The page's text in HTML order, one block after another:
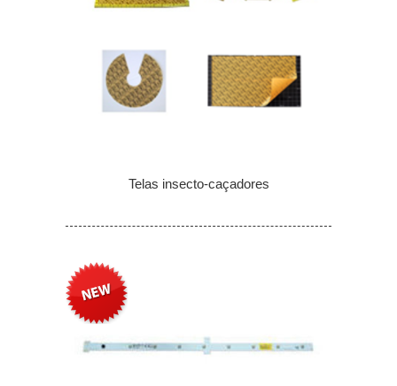
Telas insecto-caçadores